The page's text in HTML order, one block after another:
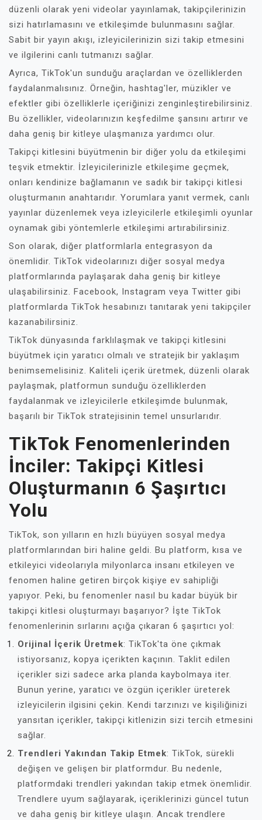
düzenli olarak yeni videolar yayınlamak, takipçilerinizin
sizi hatırlamasını ve etkileşimde bulunmasını sağlar.
Sabit bir yayın akışı, izleyicilerinizin sizi takip etmesini
ve ilgilerini canlı tutmanızı sağlar.
Ayrıca, TikTok'un sunduğu araçlardan ve özelliklerden
faydalanmalısınız. Örneğin, hashtag'ler, müzikler ve
efektler gibi özelliklerle içeriğinizi zenginleştirebilirsiniz.
Bu özellikler, videolarınızın keşfedilme şansını artırır ve
daha geniş bir kitleye ulaşmanıza yardımcı olur.
Takipçi kitlesini büyütmenin bir diğer yolu da etkileşimi
teşvik etmektir. İzleyicilerinizle etkileşime geçmek,
onları kendinize bağlamanın ve sadık bir takipçi kitlesi
oluşturmanın anahtarıdır. Yorumlara yanıt vermek, canlı
yayınlar düzenlemek veya izleyicilerle etkileşimli oyunlar
oynamak gibi yöntemlerle etkileşimi artırabilirsiniz.
Son olarak, diğer platformlarla entegrasyon da
önemlidir. TikTok videolarınızı diğer sosyal medya
platformlarında paylaşarak daha geniş bir kitleye
ulaşabilirsiniz. Facebook, Instagram veya Twitter gibi
platformlarda TikTok hesabınızı tanıtarak yeni takipçiler
kazanabilirsiniz.
TikTok dünyasında farklılaşmak ve takipçi kitlesini
büyütmek için yaratıcı olmalı ve stratejik bir yaklaşım
benimsemelisiniz. Kaliteli içerik üretmek, düzenli olarak
paylaşmak, platformun sunduğu özelliklerden
faydalanmak ve izleyicilerle etkileşimde bulunmak,
başarılı bir TikTok stratejisinin temel unsurlarıdır.
TikTok Fenomenlerinden
İnciler: Takipçi Kitlesi
Oluşturmanın 6 Şaşırtıcı
Yolu
TikTok, son yılların en hızlı büyüyen sosyal medya
platformlarından biri haline geldi. Bu platform, kısa ve
etkileyici videolarıyla milyonlarca insanı etkileyen ve
fenomen haline getiren birçok kişiye ev sahipliği
yapıyor. Peki, bu fenomenler nasıl bu kadar büyük bir
takipçi kitlesi oluşturmayı başarıyor? İşte TikTok
fenomenlerinin sırlarını açığa çıkaran 6 şaşırtıcı yol:
Orijinal İçerik Üretmek: TikTok'ta öne çıkmak
istiyorsanız, kopya içerikten kaçının. Taklit edilen
içerikler sizi sadece arka planda kaybolmaya iter.
Bunun yerine, yaratıcı ve özgün içerikler üreterek
izleyicilerin ilgisini çekin. Kendi tarzınızı ve kişiliğinizi
yansıtan içerikler, takipçi kitlenizin sizi tercih etmesini
sağlar.
Trendleri Yakından Takip Etmek: TikTok, sürekli
değişen ve gelişen bir platformdur. Bu nedenle,
platformdaki trendleri yakından takip etmek önemlidir.
Trendlere uyum sağlayarak, içeriklerinizi güncel tutun
ve daha geniş bir kitleye ulaşın. Ancak trendlere